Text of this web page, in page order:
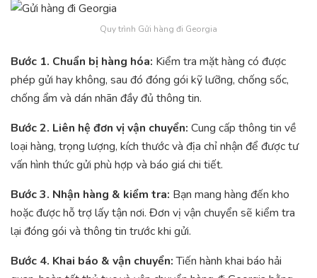
Quy trình Gửi hàng đi Georgia
Bước 1. Chuẩn bị hàng hóa: Kiểm tra mặt hàng có được
phép gửi hay không, sau đó đóng gói kỹ lưỡng, chống sốc,
chống ẩm và dán nhãn đầy đủ thông tin.
Bước 2. Liên hệ đơn vị vận chuyển: Cung cấp thông tin về
loại hàng, trọng lượng, kích thước và địa chỉ nhận để được tư
vấn hình thức gửi phù hợp và báo giá chi tiết.
Bước 3. Nhận hàng & kiểm tra: Bạn mang hàng đến kho
hoặc được hỗ trợ lấy tận nơi. Đơn vị vận chuyển sẽ kiểm tra
lại đóng gói và thông tin trước khi gửi.
Bước 4. Khai báo & vận chuyển:Tiến hành khai báo hải